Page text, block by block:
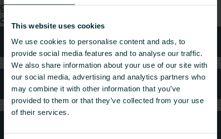
This website uses cookies
We use cookies to personalise content and ads, to
provide social media features and to analyse our traffic.
We also share information about your use of our site with
our social media, advertising and analytics partners who
may combine it with other information that you’ve
provided to them or that they’ve collected from your use
of their services.
grossist, välj en kategori så tar vi gärna hand om
din förfrågan.
Teknisk rådgivning
Kundtjänst